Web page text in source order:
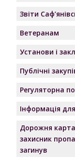
Звіти
Ветеранам
Установи і
Публічні
Регуляторна
Інформація
Дорожня
захисник
загинув